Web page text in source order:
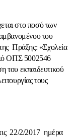
στο ποσό των
του
Πράξης: «Σχολεία
ΟΠΣ 5002546
εκπαιδευτικού
τους
22/2/2017 ημέρα